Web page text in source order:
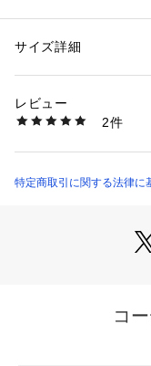
Foam Arishi v4
フィット性と洗練さ
WHITE：WARISTT4
SILVER：WARISTA4
性別：レディース
素材：-
洗濯：-
※詳しい洗濯方法につい
36314000158 （ショッ
サイズ詳細
レビュー
2件
特定商取引に関する法律に